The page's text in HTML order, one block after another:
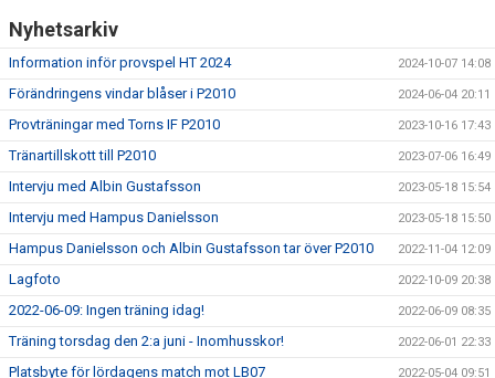
Nyhetsarkiv
Information inför provspel HT 2024 2024-10-07 14:08
Förändringens vindar blåser i P2010 2024-06-04 20:11
Provträningar med Torns IF P2010 2023-10-16 17:43
Tränartillskott till P2010 2023-07-06 16:49
Intervju med Albin Gustafsson 2023-05-18 15:54
Intervju med Hampus Danielsson 2023-05-18 15:50
Hampus Danielsson och Albin Gustafsson tar över P2010 2022-11-04 12:09
Lagfoto 2022-10-09 20:38
2022-06-09: Ingen träning idag! 2022-06-09 08:35
Träning torsdag den 2:a juni - Inomhusskor! 2022-06-01 22:33
Platsbyte för lördagens match mot LB07 2022-05-04 09:51